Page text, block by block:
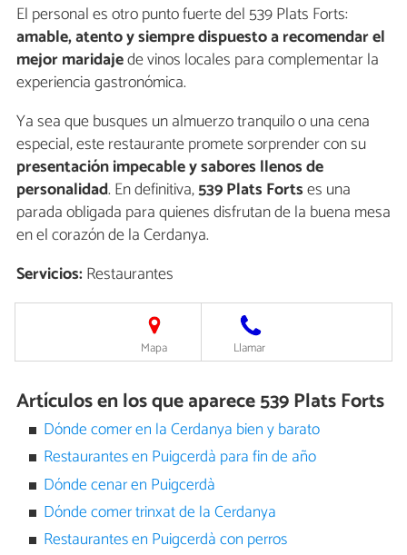
El personal es otro punto fuerte del 539 Plats Forts:
amable, atento y siempre dispuesto a recomendar el
mejor maridajede vinos locales para complementar la
experiencia gastronómica.
Ya sea que busques un almuerzo tranquilo o una cena
especial, este restaurante promete sorprender con su
presentación impecable y sabores llenos de
personalidad. En definitiva,539 Plats Fortses una
parada obligada para quienes disfrutan de la buena mesa
en el corazón de la Cerdanya.
Servicios:Restaurantes
Mapa Llamar
Artículos en los que aparece 539 Plats Forts
Dónde comer en la Cerdanya bien y barato
Restaurantes en Puigcerdà para fin de año
Dónde cenar en Puigcerdà
Dónde comer trinxat de la Cerdanya
Restaurantes en Puigcerdà con perros